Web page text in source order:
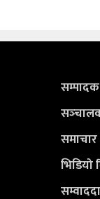
समाचार
भिडियो